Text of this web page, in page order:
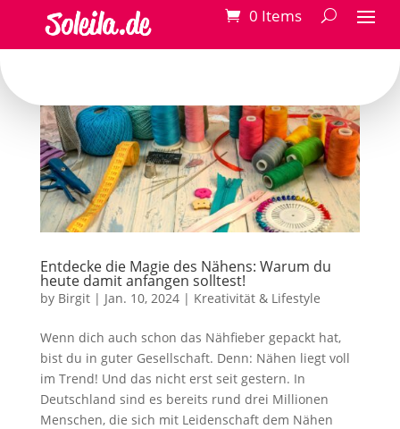
0 Items
Entdecke die Magie des Nähens: Warum du
heute damit anfangen solltest!
by Birgit| Jan. 10, 2024| Kreativität & Lifestyle
Wenn dich auch schon das Nähfieber gepackt hat,
bist du in guter Gesellschaft. Denn: Nähen liegt voll
im Trend! Und das nicht erst seit gestern. In
Deutschland sind es bereits rund drei Millionen
Menschen, die sich mit Leidenschaft dem Nähen